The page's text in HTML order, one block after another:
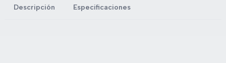
Descripción Especificaciones